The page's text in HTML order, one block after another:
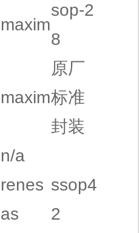
maxim
sop-2
8
maxim
原厂
标准
封装
n/a
renes
as
ssop4
2